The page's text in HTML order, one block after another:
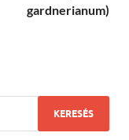
gardnerianum)